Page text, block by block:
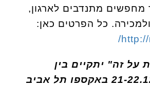
מתנדבים לארגון,
כל הפרטים כאן:
http://
על זה" יתקיים בין
התאריכים 21-22.12.18 באקספו תל אביב